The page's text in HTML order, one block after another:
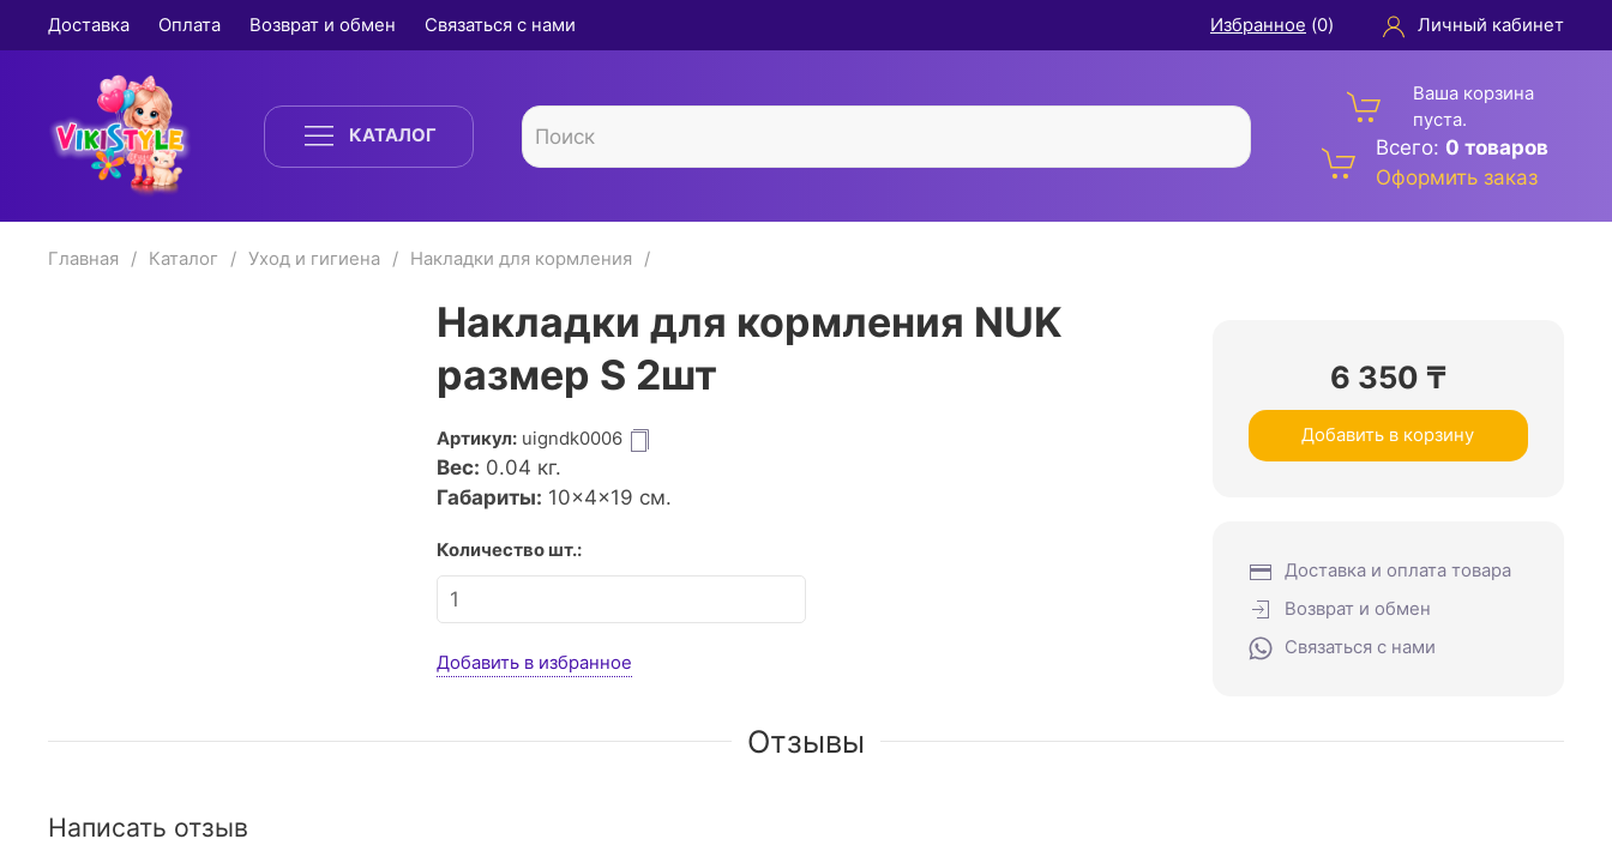
Доставка Оплата Возврат и обмен Связаться с нами Избранное (0) Личный кабинет
КАТАЛОГ
Ваша корзина
пуста.
Всего: 0 товаров
Оформить заказ
Главная Каталог Уход и гигиена Накладки для кормления
Накладки для кормления NUK
размер S 2шт
Артикул: uigndk0006
Вес: 0.04 кг.
Габариты: 10×4×19 см.
Количество шт.:
Добавить в избранное
6 350 ₸
Добавить в корзину
Доставка и оплата товара
Возврат и обмен
Связаться с нами
Отзывы
Написать отзыв